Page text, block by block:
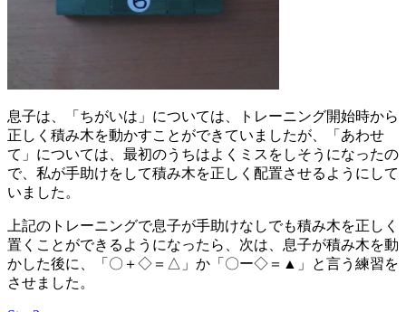
息子は、「ちがいは」については、トレーニング開始時から
正しく積み木を動かすことができていましたが、「あわせ
て」については、最初のうちはよくミスをしそうになったの
で、私が手助けをして積み木を正しく配置させるようにして
いました。
上記のトレーニングで息子が手助けなしでも積み木を正しく
置くことができるようになったら、次は、息子が積み木を動
かした後に、「〇＋◇＝△」か「〇ー◇＝▲」と言う練習を
させました。